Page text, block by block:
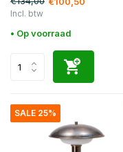
Incl. btw
• Op voorraad
SALE 25%